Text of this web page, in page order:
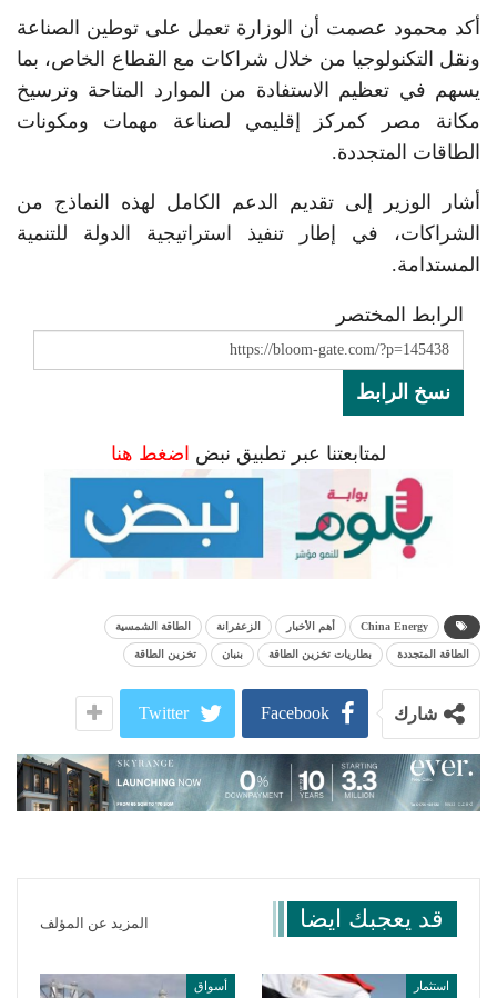
أكد محمود عصمت أن الوزارة تعمل على توطين الصناعة
ونقل التكنولوجيا من خلال شراكات مع القطاع الخاص، بما
يسهم في تعظيم الاستفادة من الموارد المتاحة وترسيخ
مكانة مصر كمركز إقليمي لصناعة مهمات ومكونات
الطاقات المتجددة.
أشار الوزير إلى تقديم الدعم الكامل لهذه النماذج من
الشراكات، في إطار تنفيذ استراتيجية الدولة للتنمية
المستدامة.
الرابط المختصر
نسخ الرابط
لمتابعتنا عبر تطبيق نبض اضغط هنا
China Energy أهم الأخبار الزعفرانة الطاقة الشمسية
الطاقة المتجددة بطاريات تخزين الطاقة بنبان تخزين الطاقة
شارك Facebook
Twitter
قد يعجبك ايضا المزيد عن المؤلف
استثمار أسواق